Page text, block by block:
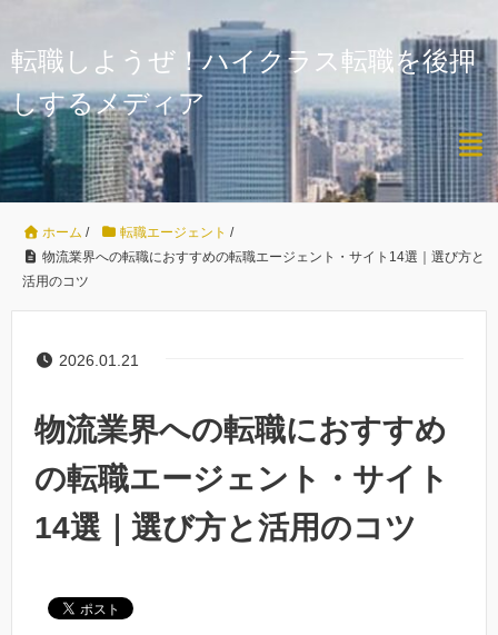
転職しようぜ！ハイクラス転職を後押
しするメディア
ホーム / 転職エージェント /
物流業界への転職におすすめの転職エージェント・サイト14選｜選び方と
活用のコツ
2026.01.21
物流業界への転職におすすめ
の転職エージェント・サイト
14選｜選び方と活用のコツ